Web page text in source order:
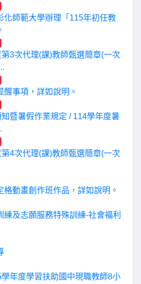
化師範大學辦理「115年初任教
3次代理(課)教師甄選簡章(一次
醒事項，詳如說明。
暨暑假作業規定 / 114學年度暑
4次代理(課)教師甄選簡章(一次
格動畫創作班作品，詳如說明。
練及志願服務特殊訓練-社會福利
年度學習扶助國中現職教師8小